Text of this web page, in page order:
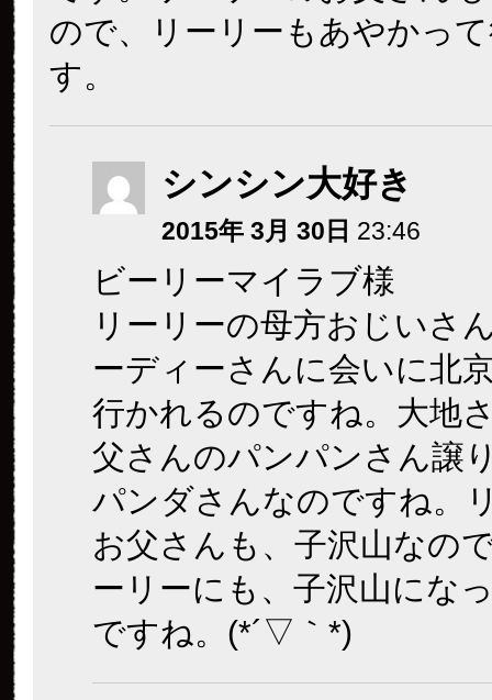
ので、リーリーもあやかっ
す。
シンシン大好き
2015年 3月 30日 23:46
ビーリーマイラブ様
リーリーの母方おじいさ
ーディーさんに会いに北
行かれるのですね。大地
父さんのパンパンさん譲
パンダさんなのですね。
お父さんも、子沢山なの
ーリーにも、子沢山にな
ですね。(*´▽｀*)